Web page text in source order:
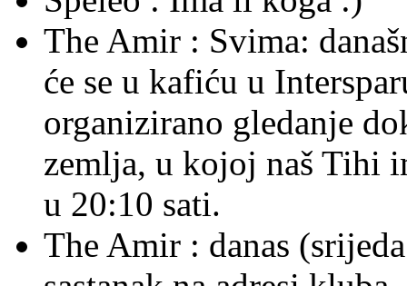
The Amir : Svima:
će se u kafiću u
organizirano gledanje
zemlja, u kojoj naš Tihi
u 20:10 sati.
The Amir : danas